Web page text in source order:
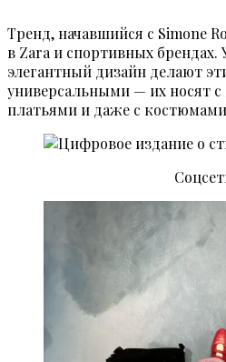
Тренд, начавшийся с Simone
в Zara и спортивных
элегантный дизайн делают
универсальными — их носят
платьями и даже с